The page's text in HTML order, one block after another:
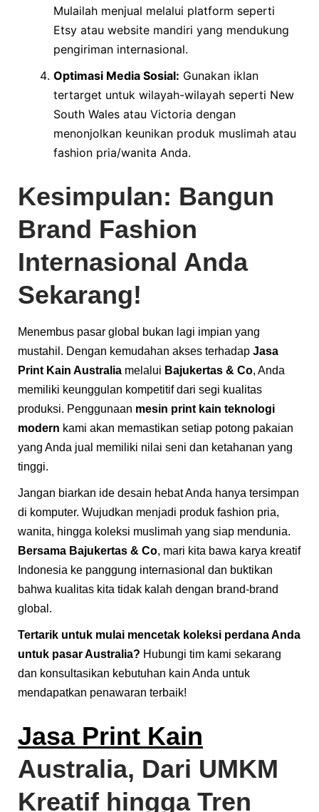
Mulailah menjual melalui platform seperti
Etsy atau website mandiri yang mendukung
pengiriman internasional.
Optimasi Media Sosial: Gunakan iklan
tertarget untuk wilayah-wilayah seperti New
South Wales atau Victoria dengan
menonjolkan keunikan produk muslimah atau
fashion pria/wanita Anda.
Kesimpulan: Bangun
Brand Fashion
Internasional Anda
Sekarang!
Menembus pasar global bukan lagi impian yang
mustahil. Dengan kemudahan akses terhadap Jasa
Print Kain Australia melalui Bajukertas & Co, Anda
memiliki keunggulan kompetitif dari segi kualitas
produksi. Penggunaan mesin print kain teknologi
modern kami akan memastikan setiap potong pakaian
yang Anda jual memiliki nilai seni dan ketahanan yang
tinggi.
Jangan biarkan ide desain hebat Anda hanya tersimpan
di komputer. Wujudkan menjadi produk fashion pria,
wanita, hingga koleksi muslimah yang siap mendunia.
Bersama Bajukertas & Co, mari kita bawa karya kreatif
Indonesia ke panggung internasional dan buktikan
bahwa kualitas kita tidak kalah dengan brand-brand
global.
Tertarik untuk mulai mencetak koleksi perdana Anda
untuk pasar Australia? Hubungi tim kami sekarang
dan konsultasikan kebutuhan kain Anda untuk
mendapatkan penawaran terbaik!
Jasa Print Kain
Australia, Dari UMKM
Kreatif hingga Tren